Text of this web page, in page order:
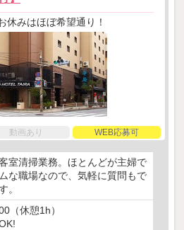
休みはほぼ希望通り！
動画あり WEB応募可
室清掃業務。ほとんどが主婦で
な職場なので、気軽に質問もで
。
（休憩1h）